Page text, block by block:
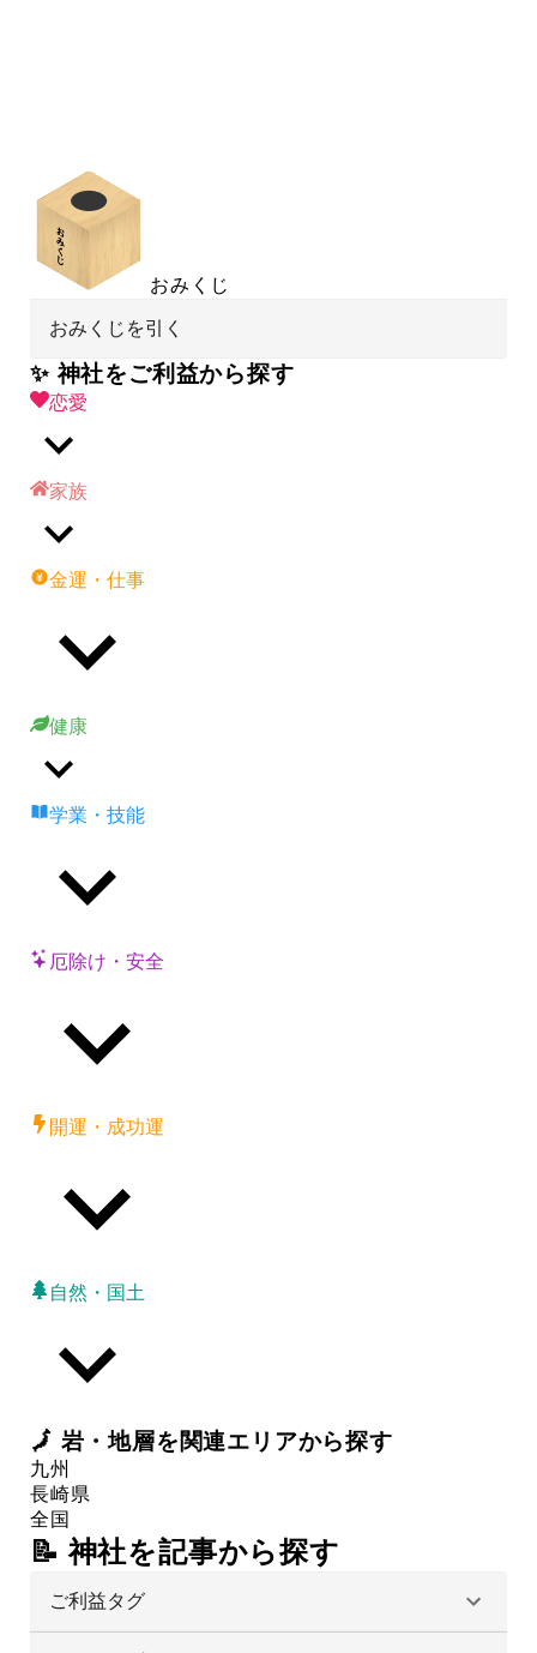
おみくじ
おみくじを引く
✨ 神社をご利益から探す
恋愛
家族
金運・仕事
健康
学業・技能
厄除け・安全
開運・成功運
自然・国土
🗾 岩・地層を関連エリアから探す
九州
長崎県
全国
📝 神社を記事から探す
ご利益タグ